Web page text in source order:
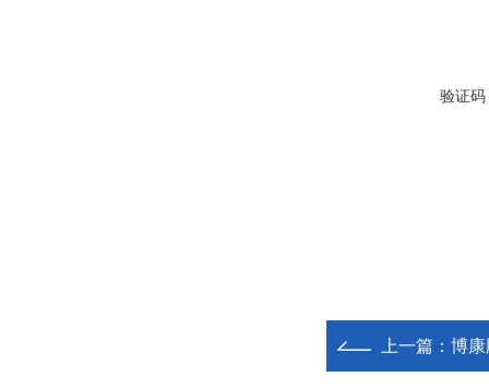
验证码
上一篇： 博